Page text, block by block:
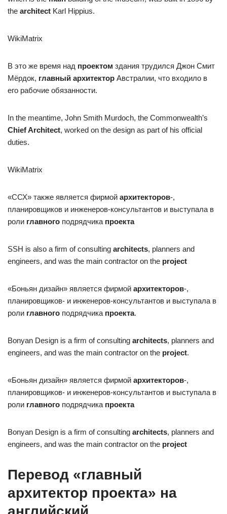
the architect Karl Hippius.
WikiMatrix
В это же время над проектом здания трудился Джон Смит
Мёрдок, главный архитектор Австралии, что входило в
его рабочие обязанности.
In the meantime, John Smith Murdoch, the Commonwealth’s
Chief Architect, worked on the design as part of his official
duties.
WikiMatrix
«ССХ» также является фирмой архитекторов-,
планировщиков и инженеров-консультантов и выступала в
роли главного подрядчика проекта
SSH is also a firm of consulting architects, planners and
engineers, and was the main contractor on the project
«Боньян дизайн» является фирмой архитекторов-,
планировщиков- и инженеров-консультантов и выступала в
роли главного подрядчика проекта.
Bonyan Design is a firm of consulting architects, planners and
engineers, and was the main contractor on the project.
«Боньян дизайн» является фирмой архитекторов-,
планировщиков- и инженеров-консультантов и выступала в
роли главного подрядчика проекта
Bonyan Design is a firm of consulting architects, planners and
engineers, and was the main contractor on the project
Перевод «главный
архитектор проекта» на